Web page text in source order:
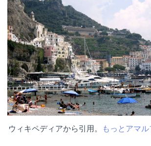
ウィキペディアから引用。
もっとアマ